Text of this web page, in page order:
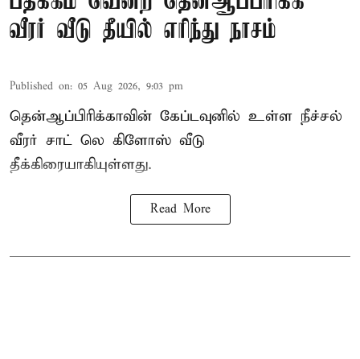
வீரர் வீடு தீயில் எரிந்து நாசம்
Published on: 05 Aug 2026, 9:03 pm
தென்ஆப்பிரிக்காவின் கேப்டவுனில் உள்ள நீச்சல்
வீரர் சாட் லெ கிளோஸ் வீடு
தீக்கிரையாகியுள்ளது.
Read More